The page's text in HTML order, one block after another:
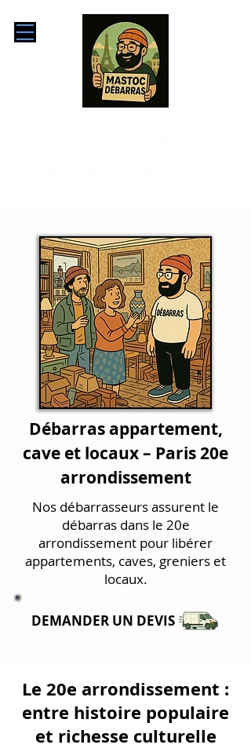
Débarras appartement,
cave et locaux – Paris 20e
arrondissement
Nos débarrasseurs assurent le
débarras dans le 20e
arrondissement pour libérer
appartements, caves, greniers et
locaux.
DEMANDER UN DEVIS
Le 20e arrondissement :
entre histoire populaire
et richesse culturelle